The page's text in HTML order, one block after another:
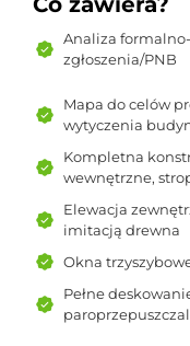
Analiza
zgłoszenia/PNB
Mapa do celów
wytyczenia
Kompletna
wewnętrzne,
Elewacja
imitacją drewna
Okna
Pełne